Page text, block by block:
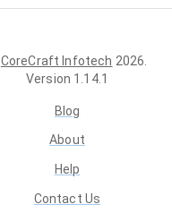
CoreCraft Infotech 2026
Version 1.14.1
Blog
About
Help
Contact Us